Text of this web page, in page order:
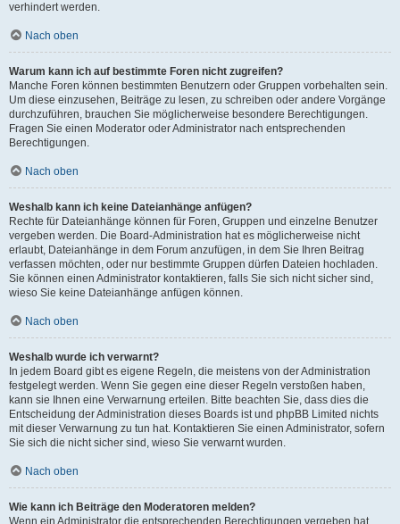
verhindert werden.
Nach oben
Warum kann ich auf bestimmte Foren nicht zugreifen?
Manche Foren können bestimmten Benutzern oder Gruppen vorbehalten sein.
Um diese einzusehen, Beiträge zu lesen, zu schreiben oder andere Vorgänge
durchzuführen, brauchen Sie möglicherweise besondere Berechtigungen.
Fragen Sie einen Moderator oder Administrator nach entsprechenden
Berechtigungen.
Nach oben
Weshalb kann ich keine Dateianhänge anfügen?
Rechte für Dateianhänge können für Foren, Gruppen und einzelne Benutzer
vergeben werden. Die Board-Administration hat es möglicherweise nicht
erlaubt, Dateianhänge in dem Forum anzufügen, in dem Sie Ihren Beitrag
verfassen möchten, oder nur bestimmte Gruppen dürfen Dateien hochladen.
Sie können einen Administrator kontaktieren, falls Sie sich nicht sicher sind,
wieso Sie keine Dateianhänge anfügen können.
Nach oben
Weshalb wurde ich verwarnt?
In jedem Board gibt es eigene Regeln, die meistens von der Administration
festgelegt werden. Wenn Sie gegen eine dieser Regeln verstoßen haben,
kann sie Ihnen eine Verwarnung erteilen. Bitte beachten Sie, dass dies die
Entscheidung der Administration dieses Boards ist und phpBB Limited nichts
mit dieser Verwarnung zu tun hat. Kontaktieren Sie einen Administrator, sofern
Sie sich die nicht sicher sind, wieso Sie verwarnt wurden.
Nach oben
Wie kann ich Beiträge den Moderatoren melden?
Wenn ein Administrator die entsprechenden Berechtigungen vergeben hat,